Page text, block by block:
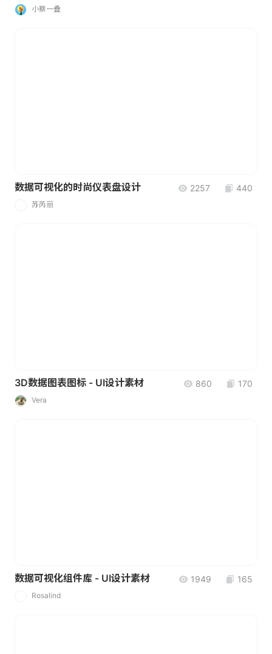
小蔡一叠
数据可视化的时尚仪表盘设计 2257 440
苏芮丽
3D数据图表图标 - UI设计素材 860 170
Vera
数据可视化组件库 - UI设计素材 1949 165
Rosalind